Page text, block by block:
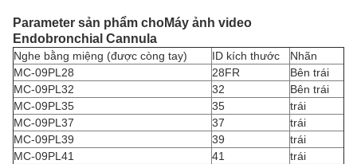
Parameter sản phẩm choMáy ảnh video
Endobronchial Cannula
Nghe bằng miệng (được còng tay) ID kích thước
Nhãn
MC-09PL28
28FR
Bên trái
MC-09PL32
32
Bên trái
MC-09PL35
35
trái
MC-09PL37
37
trái
MC-09PL39
39
trái
MC-09PL41
41
trái